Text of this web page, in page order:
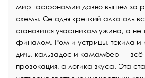
мир гастрономии давно вышел за
схемы. Сегодня крепкий алкоголь
становится участником ужина, а не
финалом. Ром и устрицы, текила и
дичь, кальвадос и камамбер — всё
провокация, а логика вкуса. Эта